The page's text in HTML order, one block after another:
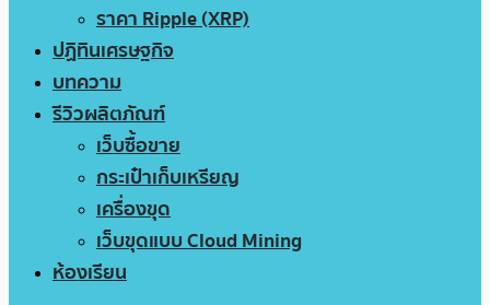
ราคา Ripple (XRP)
ปฏิทินเศรษฐกิจ
บทความ
รีวิวผลิตภัณฑ์
เว็บซื้อขาย
กระเป๋าเก็บเหรียญ
เครื่องขุด
เว็บขุดแบบ Cloud Mining
ห้องเรียน